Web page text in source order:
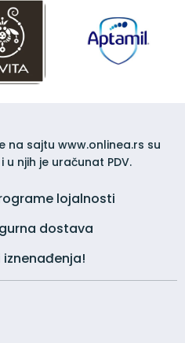
na sajtu www.onlinea.rs su
u njih je uračunat PDV.
lojalnosti
dostava
iznenađenja!